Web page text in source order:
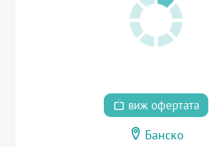
виж офертата
Банско